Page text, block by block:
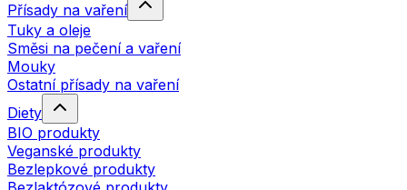
Přísady na vaření
Tuky a oleje
Směsi na pečení a vaření
Mouky
Ostatní přísady na vaření
Diety
BIO produkty
Veganské produkty
Bezlepkové produkty